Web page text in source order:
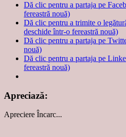
Dă clic pentru a partaja pe
fereastră nouă)
Dă clic pentru a trimite o
deschide într-o fereastră nouă)
Dă clic pentru a partaja pe
nouă)
Dă clic pentru a partaja pe
fereastră nouă)
Apreciază:
Apreciere Încarc...